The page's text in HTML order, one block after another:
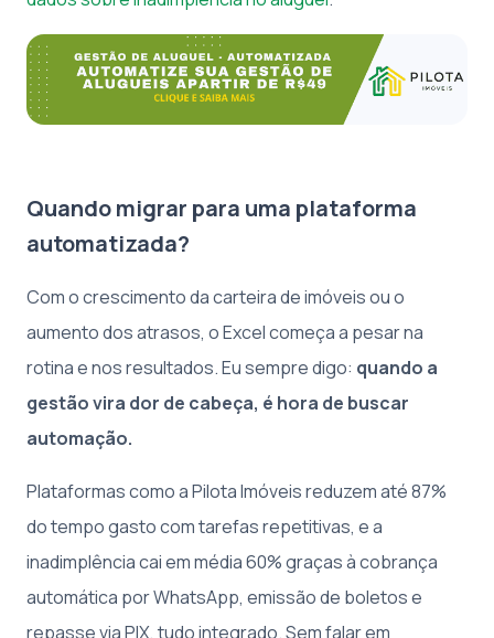
Quando migrar para uma plataforma
automatizada?
Com o crescimento da carteira de imóveis ou o
aumento dos atrasos, o Excel começa a pesar na
rotina e nos resultados. Eu sempre digo: quando a
gestão vira dor de cabeça, é hora de buscar
automação.
Plataformas como a Pilota Imóveis reduzem até 87%
do tempo gasto com tarefas repetitivas, e a
inadimplência cai em média 60% graças à cobrança
automática por WhatsApp, emissão de boletos e
repasse via PIX, tudo integrado. Sem falar em